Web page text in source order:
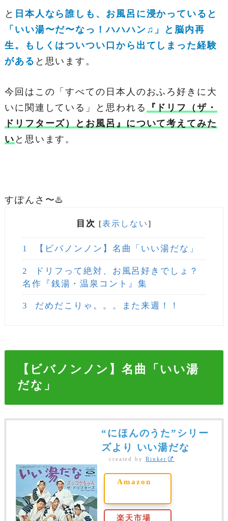
と 日本人なら誰しも、お風呂に浸かっていると
「いい湯〜だ〜なっ！ハハハン♫」と脳内再
生。もしくはついつい口から出てしまった経験
がある と思います。
今回はこの「すべての日本人のおふろ好きに大
いに関連している」と思われる
『ドリフ（ザ・
ドリフターズ）とお風呂』について考えてみた
い と思います。
すぽんさ〜♨️
目次 [表示しない]
1 【ビバノンノン】名曲「いい湯だな」
2
ドリフって絶対、お風呂好きでしょ？
名作『銭湯・温泉コント』集
3 だめだこりゃ。。。また来週！！
【ビバノンノン】名曲「いい湯
だな」
“にほんのうた”シリー
ズより いい湯だな
created by Rinker
Amazon
楽天市場